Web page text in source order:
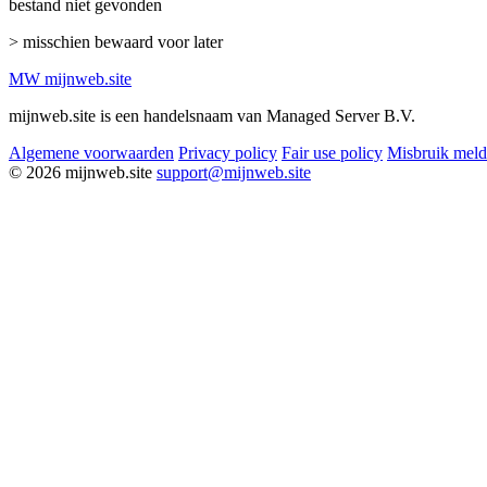
bestand niet gevonden
> misschien bewaard voor later
MW mijnweb.site
mijnweb.site is een handelsnaam van Managed Server B.V.
Algemene voorwaarden Privacy policy Fair use policy Misbruik
© 2026 mijnweb.site support@mijnweb.site